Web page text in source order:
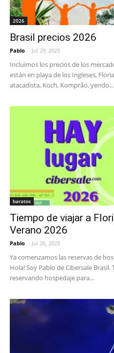
2026
Brasil precios 2026
Pablo - Jul 29, 2025
Incluimos los precios de los
están en playa de los Ingleses,
atacadista, Koch, Komprão, yendo...
baratos
Tiempo de viajar a
Verano 2026
Pablo - Jul 26, 2025
Ya comenzamos las reservas de
Hola! Soy Pablo de Cibersale
reservando hospedaje para...